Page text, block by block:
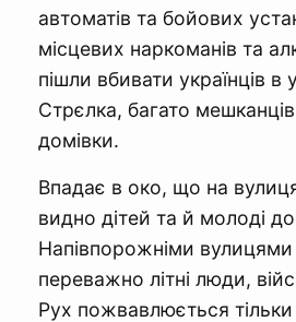
автоматів та бойових
місцевих наркоманів та
пішли вбивати українців в
Стрєлка, багато
домівки.
Впадає в око, що на
видно дітей та й молоді
Напівпорожніми вулицями
переважно літні люди,
Рух пожвавлюється